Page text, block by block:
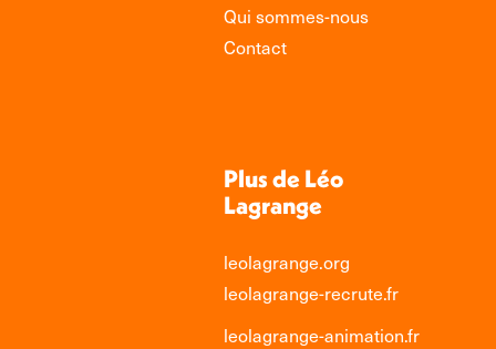
Qui sommes-nous
Contact
Plus de Léo
Lagrange
leolagrange.org
leolagrange-recrute.fr
leolagrange-animation.fr